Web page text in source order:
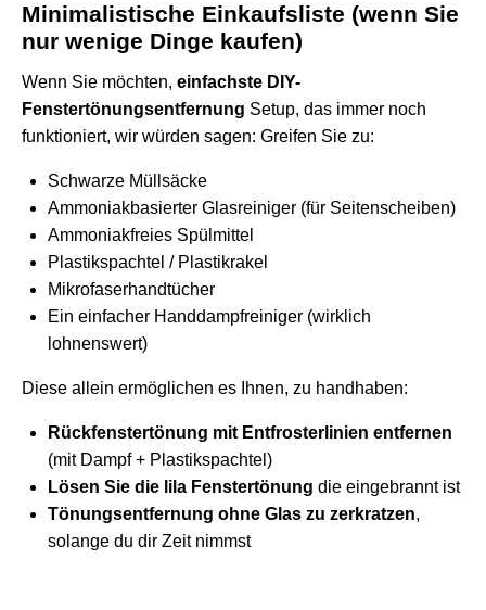
Minimalistische Einkaufsliste (wenn Sie
nur wenige Dinge kaufen)
Wenn Sie möchten, einfachste DIY-
Fenstertönungsentfernung Setup, das immer noch
funktioniert, wir würden sagen: Greifen Sie zu:
Schwarze Müllsäcke
Ammoniakbasierter Glasreiniger (für Seitenscheiben)
Ammoniakfreies Spülmittel
Plastikspachtel / Plastikrakel
Mikrofaserhandtücher
Ein einfacher Handdampfreiniger (wirklich
lohnenswert)
Diese allein ermöglichen es Ihnen, zu handhaben:
Rückfenstertönung mit Entfrosterlinien entfernen
(mit Dampf + Plastikspachtel)
Lösen Sie die lila Fenstertönung die eingebrannt ist
Tönungsentfernung ohne Glas zu zerkratzen,
solange du dir Zeit nimmst